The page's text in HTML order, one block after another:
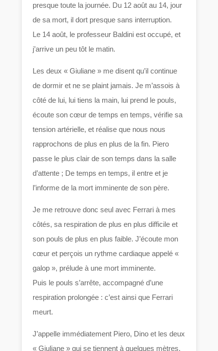
presque toute la journée. Du 12 août au 14, jour
de sa mort, il dort presque sans interruption.
Le 14 août, le professeur Baldini est occupé, et
j’arrive un peu tôt le matin.
Les deux « Giuliane » me disent qu’il continue
de dormir et ne se plaint jamais. Je m’assois à
côté de lui, lui tiens la main, lui prend le pouls,
écoute son cœur de temps en temps, vérifie sa
tension artérielle, et réalise que nous nous
rapprochons de plus en plus de la fin. Piero
passe le plus clair de son temps dans la salle
d’attente ; De temps en temps, il entre et je
l’informe de la mort imminente de son père.
Je me retrouve donc seul avec Ferrari à mes
côtés, sa respiration de plus en plus difficile et
son pouls de plus en plus faible. J’écoute mon
cœur et perçois un rythme cardiaque appelé «
galop », prélude à une mort imminente.
Puis le pouls s’arrête, accompagné d’une
respiration prolongée : c’est ainsi que Ferrari
meurt.
J’appelle immédiatement Piero, Dino et les deux
« Giuliane » qui se tiennent à quelques mètres.